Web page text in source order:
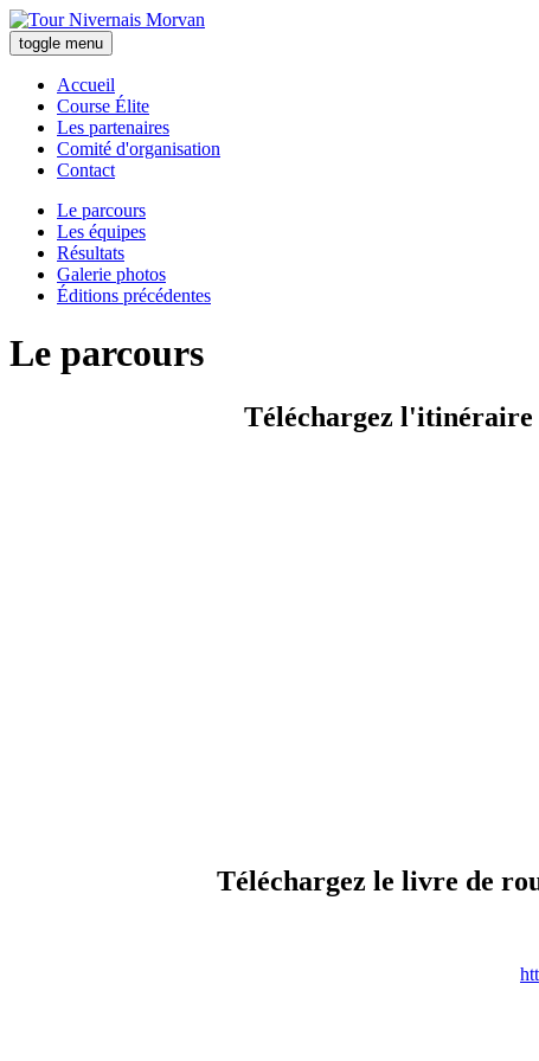
toggle menu
Accueil
Course Élite
Les partenaires
Comité d'organisation
Contact
Le parcours
Les équipes
Résultats
Galerie photos
Éditions précédentes
Le parcours
Téléchargez l'itinéraire
Téléchargez le livre de